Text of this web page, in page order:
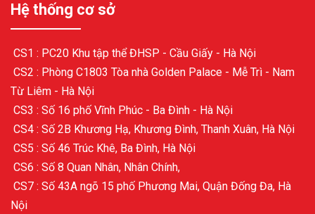
Hệ thống cơ sở
CS1 : PC20 Khu tập thể ĐHSP - Cầu Giấy - Hà Nội
CS2 : Phòng C1803 Tòa nhà Golden Palace - Mễ Trì - Nam
Từ Liêm - Hà Nội
CS3 : Số 16 phố Vĩnh Phúc - Ba Đình - Hà Nội
CS4 : Số 2B Khương Hạ, Khương Đình, Thanh Xuân, Hà Nội
CS5 : Số 46 Trúc Khê, Ba Đình, Hà Nội
CS6 : Số 8 Quan Nhân, Nhân Chính,
CS7 : Số 43A ngõ 15 phố Phương Mai, Quận Đống Đa, Hà
Nội